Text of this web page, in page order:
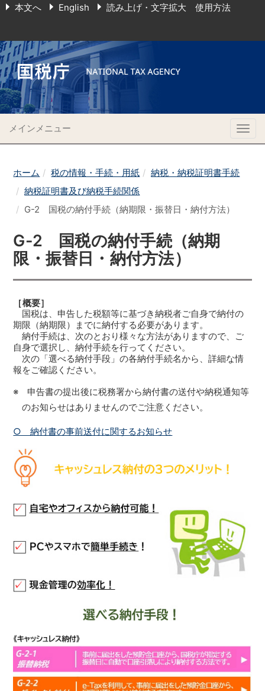
本文へ English 読み上げ・文字拡大 使用方法
メインメニュー
ホーム 税の情報・手続・用紙
納税・納税証明書手続
納税証明書及び納税手続関係
G-2 国税の納付手続（納期限・振替日・納付方法）
G-2 国税の納付手続（納期
限・振替日・納付方法）
［概要］
国税は、申告した税額等に基づき納税者ご自身で納付の
期限（納期限）までに納付する必要があります。
納付手続は、次のとおり様々な方法がありますので、ご
自身で選択し、納付手続を行ってください。
次の「選べる納付手段」の各納付手続名から、詳細な情
報をご確認ください。
※ 申告書の提出後に税務署から納付書の送付や納税通知等
のお知らせはありませんのでご注意ください。
○ 納付書の事前送付に関するお知らせ